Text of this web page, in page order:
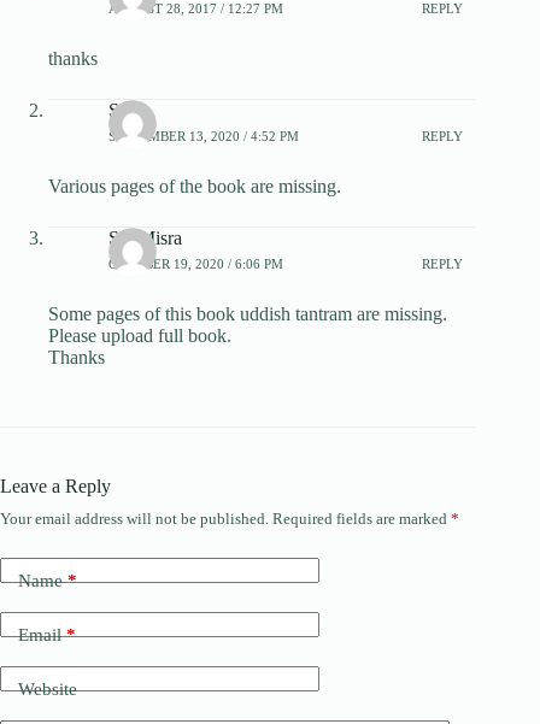
AUGUST 28, 2017 / 12:27 PM REPLY
thanks
Sid
SEPTEMBER 13, 2020 / 4:52 PM REPLY
Various pages of the book are missing.
Sid Misra
OCTOBER 19, 2020 / 6:06 PM REPLY
Some pages of this book uddish tantram are missing.
Please upload full book.
Thanks
Leave a Reply
Your email address will not be published. Required fields are marked *
Name*
Email*
Website